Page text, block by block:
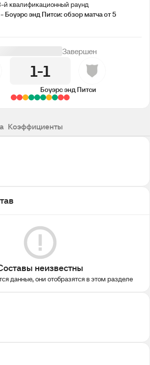
й квалификационный раунд
Боуэрс энд Питси: обзор матча от 5
Завершен
1 1
Боуэрс энд Питси
Коэффициенты
неизвестны
данные, они отобразятся в этом разделе